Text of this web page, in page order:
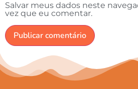
Salvar meus dados neste
vez que eu comentar.